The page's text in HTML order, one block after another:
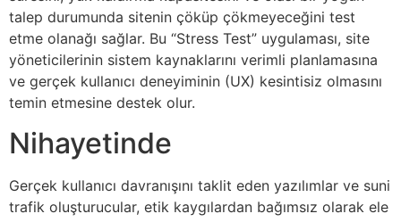
talep durumunda sitenin çöküp çökmeyeceğini test
etme olanağı sağlar. Bu “Stress Test” uygulaması, site
yöneticilerinin sistem kaynaklarını verimli planlamasına
ve gerçek kullanıcı deneyiminin (UX) kesintisiz olmasını
temin etmesine destek olur.
Nihayetinde
Gerçek kullanıcı davranışını taklit eden yazılımlar ve suni
trafik oluşturucular, etik kaygılardan bağımsız olarak ele